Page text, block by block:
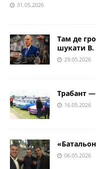
31.05.2026
Там де
шукати В.
29.05.2026
Трабант —
16.05.2026
06.05.2026